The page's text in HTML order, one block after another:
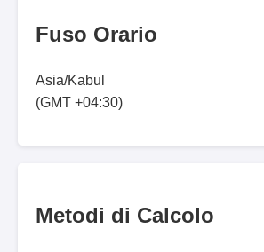
Fuso Orario
Asia/Kabul
(GMT +04:30)
Metodi di Calcolo